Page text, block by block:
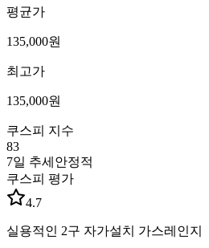
평균가
135,000원
최고가
135,000원
쿠스피 지수
83
7일 추세 안정적
쿠스피 평가
4.7
실용적인 2구 자가설치 가스레인지